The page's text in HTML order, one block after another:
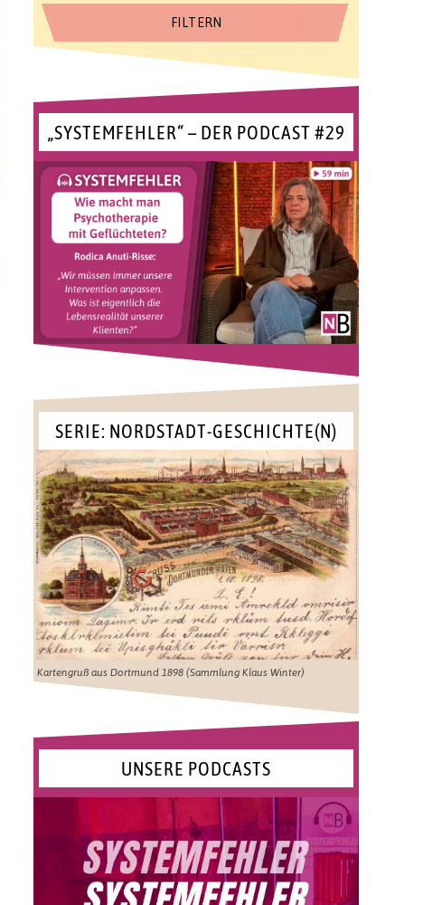
„SYSTEMFEHLER“ – DER PODCAST #29
SERIE: NORDSTADT-GESCHICHTE(N)
Kartengruß aus Dortmund 1898 (Sammlung Klaus Winter)
UNSERE PODCASTS